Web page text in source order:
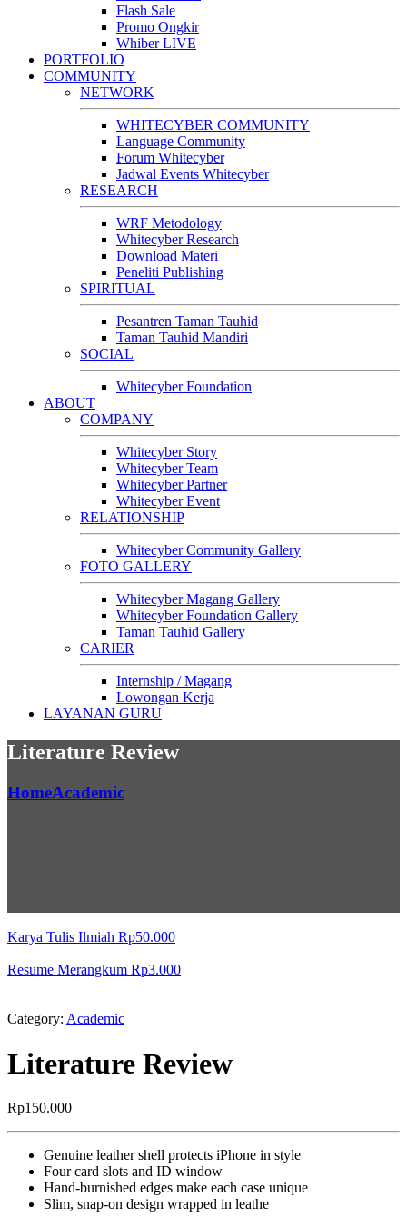
Flash Sale
Promo Ongkir
Whiber LIVE
PORTFOLIO
COMMUNITY
NETWORK
WHITECYBER COMMUNITY
Language Community
Forum Whitecyber
Jadwal Events Whitecyber
RESEARCH
WRF Metodology
Whitecyber Research
Download Materi
Peneliti Publishing
SPIRITUAL
Pesantren Taman Tauhid
Taman Tauhid Mandiri
SOCIAL
Whitecyber Foundation
ABOUT
COMPANY
Whitecyber Story
Whitecyber Team
Whitecyber Partner
Whitecyber Event
RELATIONSHIP
Whitecyber Community Gallery
FOTO GALLERY
Whitecyber Magang Gallery
Whitecyber Foundation Gallery
Taman Tauhid Gallery
CARIER
Internship / Magang
Lowongan Kerja
LAYANAN GURU
Literature Review
HomeAcademic
Karya Tulis Ilmiah Rp50.000
Resume Merangkum Rp3.000
Category: Academic
Literature Review
Rp150.000
Genuine leather shell protects iPhone in style
Four card slots and ID window
Hand-burnished edges make each case unique
Slim, snap-on design wrapped in leathe